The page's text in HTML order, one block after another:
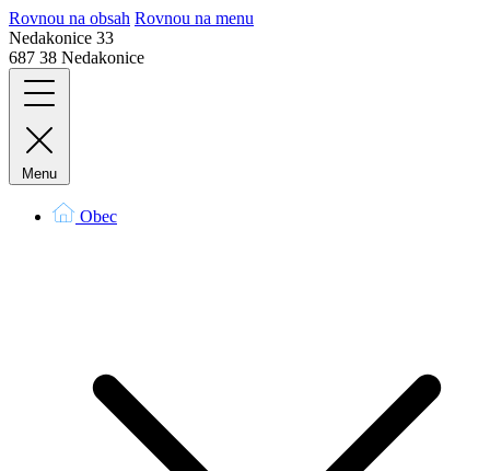
Rovnou na obsah Rovnou na menu
Nedakonice 33
687 38 Nedakonice
Menu
Obec